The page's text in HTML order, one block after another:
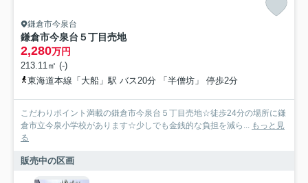
鎌倉市今泉台
鎌倉市今泉台５丁目売地
2,280万円
213.11㎡ (-)
東海道本線「大船」駅 バス20分 「半僧坊」 停歩2分
こだわりポイント満載の鎌倉市今泉台５丁目売地☆徒歩24分の場所に鎌
倉市立今泉小学校があります☆少しでも金銭的な負担を減ら... もっと見
る
販売中の区画